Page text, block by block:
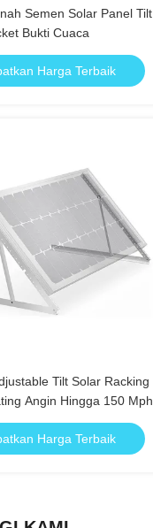
Semen Solar Panel Tilt
Bukti Cuaca
Harga Terbaik
Tilt Solar Racking
Angin Hingga 150 Mph
Harga Terbaik